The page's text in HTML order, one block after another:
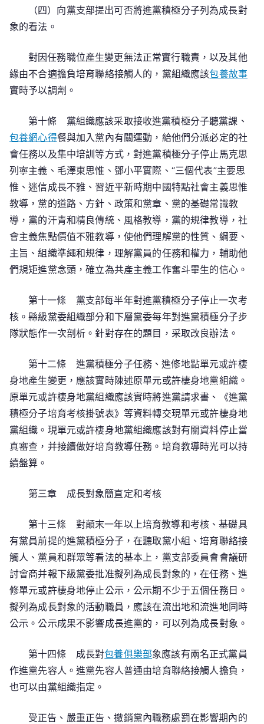
（四）向黨支部提出可否將進黨積極分子列為成長對
象的看法。
對因任務職位產生變更無法正常實行職責，以及其他
緣由不合適擔負培育聯絡接觸人的，黨組織應該包養故事
實時予以調劑。
第十條 黨組織應該采取接收進黨積極分子聽黨課、
包養網心得餐與加入黨內有關運動，給他們分派必定的社
會任務以及集中培訓等方式，對進黨積極分子停止馬克思
列寧主義、毛澤東思惟、鄧小平實際、“三個代表”主要思
惟、迷信成長不雅、習近平新時期中國特點社會主義思惟
教導，黨的道路、方針、政策和黨章、黨的基礎常識教
導，黨的汗青和精良傳統、風格教導，黨的規律教導，社
會主義焦點價值不雅教導，使他們理解黨的性質、綱要、
主旨、組織準繩和規律，理解黨員的任務和權力，輔助他
們規矩進黨念頭，確立為共產主義工作奮斗畢生的信心。
第十一條 黨支部每半年對進黨積極分子停止一次考
核。縣級黨委組織部分和下層黨委每年對進黨積極分子步
隊狀態作一次剖析。針對存在的題目，采取改良辦法。
第十二條 進黨積極分子任務、進修地點單元或許棲
身地產生變更，應該實時陳述原單元或許棲身地黨組織。
原單元或許棲身地黨組織應該實時將進黨請求書、《進黨
積極分子培育考核掛號表》等資料轉交現單元或許棲身地
黨組織。現單元或許棲身地黨組織應該對有關資料停止當
真審查，并接續做好培育教導任務。培育教導時光可以持
續盤算。
第三章 成長對象簡直定和考核
第十三條 對顛末一年以上培育教導和考核、基礎具
有黨員前提的進黨積極分子，在聽取黨小組、培育聯絡接
觸人、黨員和群眾等看法的基本上，黨支部委員會會議研
討會商并報下級黨委批准擬列為成長對象的，在任務、進
修單元或許棲身地停止公示，公示期不少于五個任務日。
擬列為成長對象的活動職員，應該在流出地和流進地同時
公示。公示成果不影響成長進黨的，可以列為成長對象。
第十四條 成長對包養俱樂部象應該有兩名正式黨員
作進黨先容人。進黨先容人普通由培育聯絡接觸人擔負，
也可以由黨組織指定。
受正告、嚴重正告、撤銷黨內職務處罰在影響期內的